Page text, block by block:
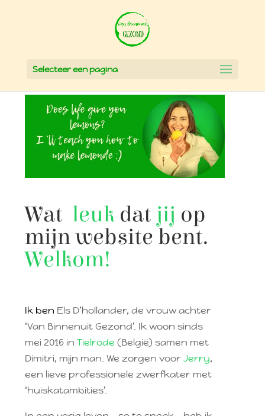
Selecteer een pagina
Wat leuk dat jij op
mijn website bent.
Welkom!
Ik ben Els D’hollander, de vrouw achter
‘Van Binnenuit Gezond’. Ik woon sinds
mei 2016 inTielrode (België) samen met
Dimitri, mijn man. We zorgen voorJerry,
een lieve professionele zwerfkater met
‘huiskatambities’.